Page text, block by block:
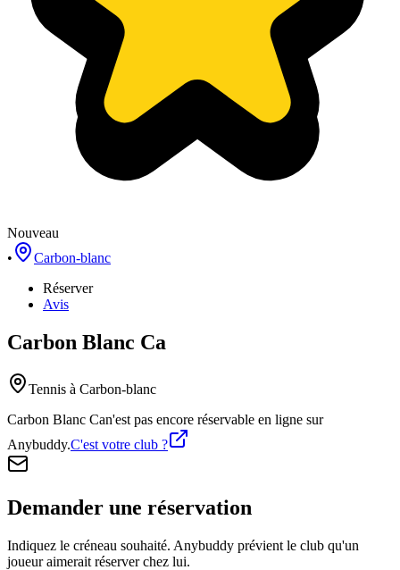
Nouveau
•
Carbon-blanc
Réserver
Avis
Carbon Blanc Ca
Tennis à Carbon-blanc
Carbon Blanc Can'est pas encore réservable en ligne sur
Anybuddy.C'est votre club ?
Demander une réservation
Indiquez le créneau souhaité. Anybuddy prévient le club qu'un
joueur aimerait réserver chez lui.